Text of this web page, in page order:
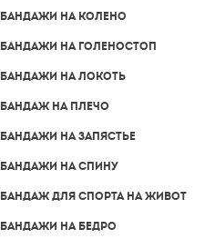
Бандажи на колено
Бандажи на голеностоп
Бандажи на локоть
Бандаж на плечо
Бандажи на запястье
Бандажи на спину
Бандаж для спорта на живот
Бандажи на бедро